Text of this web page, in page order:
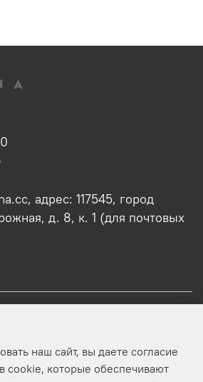
адрес: 117545, город
д. 8, к. 1 (для почтовых
наш сайт, вы даете согласие
cookie, которые обеспечивают